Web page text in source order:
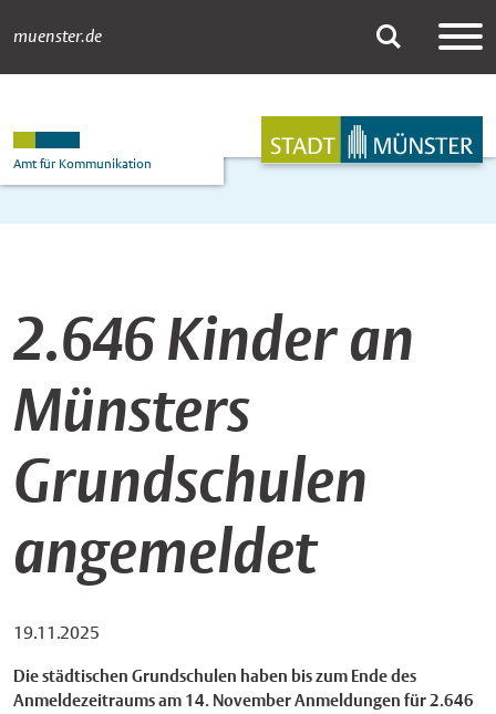
Newsdetail
muenster.de
Amt für Kommunikation
2.646 Kinder an
Münsters
Grundschulen
angemeldet
19.11.2025
Die städtischen Grundschulen haben bis zum Ende des
Anmeldezeitraums am 14. November Anmeldungen für 2.646